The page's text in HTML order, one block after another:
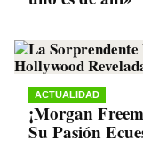
ACTUALIDAD
¡Morgan
Su Pasión